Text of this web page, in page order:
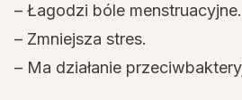
– Łagodzi bóle menstruacyjne.
– Zmniejsza stres.
– Ma działanie